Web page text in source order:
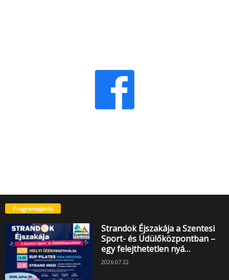
Programajánló
Strandok Éjszakája a Szentesi
Sport- és Üdülőközpontban –
egy felejthetetlen nyá…
2026.07.22.